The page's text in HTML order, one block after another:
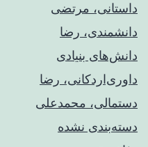
داستانی، مرتضی
دانشمندی، رضا
دانش‌های بنیادی
داوری‌اردکانی، رضا
دستمالی، محمدعلی
دسته‌بندی نشده